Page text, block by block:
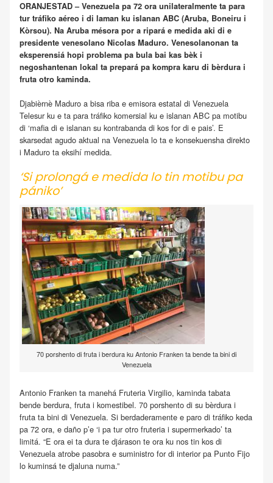
ORANJESTAD – Venezuela pa 72 ora unilateralmente ta para
tur tráfiko aéreo i di laman ku islanan ABC (Aruba, Boneiru i
Kòrsou). Na Aruba mésora por a ripará e medida aki di e
presidente venesolano Nicolas Maduro. Venesolanonan ta
eksperensiá hopi problema pa bula bai kas bèk i
negoshantenan lokal ta prepará pa kompra karu di bèrdura i
fruta otro kaminda.
Djabièrnè Maduro a bisa riba e emisora estatal di Venezuela
Telesur ku e ta para tráfiko komersial ku e islanan ABC pa motibu
di ‘mafia di e islanan su kontrabanda di kos for di e pais’. E
skarsedat agudo aktual na Venezuela lo ta e konsekuensha direkto
i Maduro ta eksihí medida.
‘Si prolongá e medida lo tin motibu pa
pániko’
70 porshento di fruta i berdura ku Antonio Franken ta bende ta bini di
Venezuela
Antonio Franken ta manehá Fruteria Virgilio, kaminda tabata
bende berdura, fruta i komestibel. 70 porshento di su bèrdura i
fruta ta bini di Venezuela. Si berdaderamente e paro di tráfiko keda
pa 72 ora, e daño p’e ‘i pa tur otro fruteria i supermerkado’ ta
limitá. “E ora ei ta dura te djárason te ora ku nos tin kos di
Venezuela atrobe pasobra e suministro for di interior pa Punto Fijo
lo kuminsá te djaluna numa.”